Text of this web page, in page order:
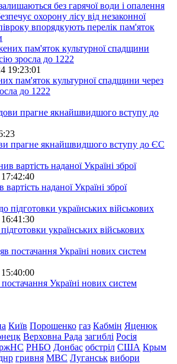
без гарячої води і опалення
охорону лісу від незаконної
впорядкують перелік пам'яток
19:23:01
пам'яток культурної спадщини через
до 1222
прагне якнайшвидшого вступу до ЄС
наданої Україні зброї
українських військових
Україні нових систем
Київ Порошенко газ Кабмін Яценюк
Верховна Рада загиблі Росія
РНБО Донбас обстріл США Крым
гривня МВС Луганськ вибори